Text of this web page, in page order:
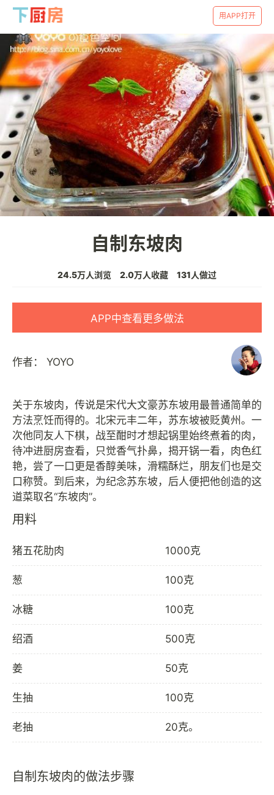
用APP打开
自制东坡肉
24.5万人浏览 2.0万人收藏 131人做过
APP中查看更多做法
作者： YOYO
关于东坡肉，传说是宋代大文豪苏东坡用最普通简单的
方法烹饪而得的。北宋元丰二年，苏东坡被贬黄州。一
次他同友人下棋，战至酣时才想起锅里始终煮着的肉，
待冲进厨房查看，只觉香气扑鼻，揭开锅一看，肉色红
艳，尝了一口更是香醇美味，滑糯酥烂，朋友们也是交
口称赞。到后来，为纪念苏东坡，后人便把他创造的这
用料
猪五花肋肉 1000克
葱 100克
冰糖 100克
绍酒 500克
姜 50克
生抽 100克
老抽 20克。
自制东坡肉的做法步骤